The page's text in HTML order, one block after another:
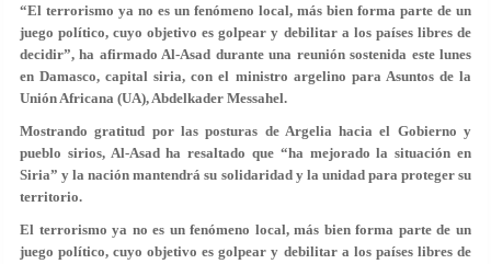
“El terrorismo ya no es un fenómeno local, más bien forma parte de un
juego político, cuyo objetivo es golpear y debilitar a los países libres de
decidir”, ha afirmado Al-Asad durante una reunión sostenida este lunes
en Damasco, capital siria, con el ministro argelino para Asuntos de la
Unión Africana (UA), Abdelkader Messahel.
Mostrando gratitud por las posturas de Argelia hacia el Gobierno y
pueblo sirios, Al-Asad ha resaltado que “ha mejorado la situación en
Siria” y la nación mantendrá su solidaridad y la unidad para proteger su
territorio.
El terrorismo ya no es un fenómeno local, más bien forma parte de un
juego político, cuyo objetivo es golpear y debilitar a los países libres de